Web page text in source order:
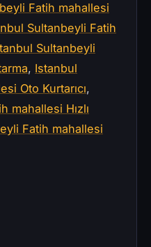
Fatih mahallesi
Sultanbeyli Fatih
Sultanbeyli
, Istanbul
Oto Kurtarıcı,
mahallesi Hızlı
Fatih mahallesi